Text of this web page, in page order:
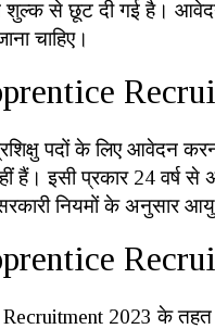
शुल्क से छूट दी गई है।
चाहिए।
पदों के लिए आवेदन
हैं। इसी प्रकार 24 वर्ष
नियमों के अनुसार
Recruitment 2023 के